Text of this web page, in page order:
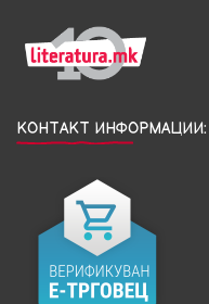
КОНТАКТ ИНФОРМАЦИИ: